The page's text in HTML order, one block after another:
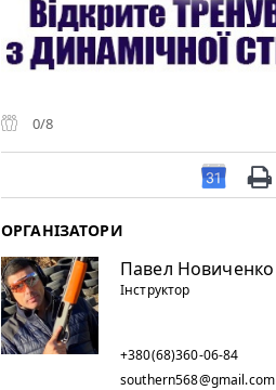
0/8
ОРГАНІЗАТОРИ
Павел Новиченко
Інструктор
+380(68)360-06-84
southern568@gmail.com